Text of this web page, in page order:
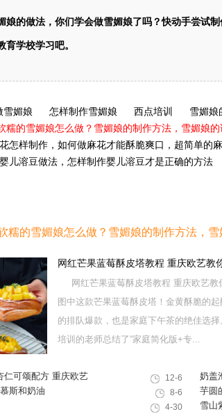
娘的做法，你们学会做雪媚娘了吗？快动手尝试
学校学习吧。
雪媚娘 怎样制作雪媚娘 西点培训 雪媚娘
糯的雪媚娘怎么做？雪媚娘的制作方法，雪媚娘
怎样制作，如何做麻花才能酥脆爽口，超简单的
儿溶豆做法，怎样制作婴儿溶豆才是正确的方法
糯的雪媚娘怎么做？雪媚娘的制作方法，
网红芒果蓝莓酥皮塔教程 重庆欧艺教
网红芒果蓝莓酥皮塔教程 重庆欧艺
图中这款芒果蓝莓酥皮塔！金黄酥脆的
的排队爆款，也是家庭下午茶的绝佳选
培训的老师总结了“家庭简化版+专...
仁可颂配方 重庆欧艺
点
12-6 奶盖
斯和奶油 8-6 芋圆
4-30 雪山